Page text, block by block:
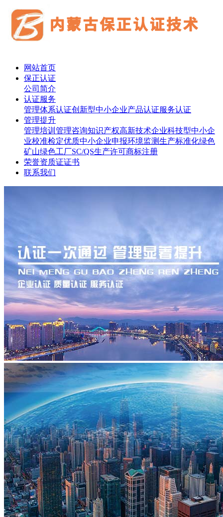
网站首页
保正认证
公司简介
认证服务
管理体系认证创新型中小企业产品认证服务认证
管理提升
管理培训 管理咨询知识产权高新技术企业科技型中小企
业校准检定优质中小企业申报环境监测生产标准化绿色
矿山绿色工厂SC/QS生产许可商标注册
荣誉资质证证书
联系我们